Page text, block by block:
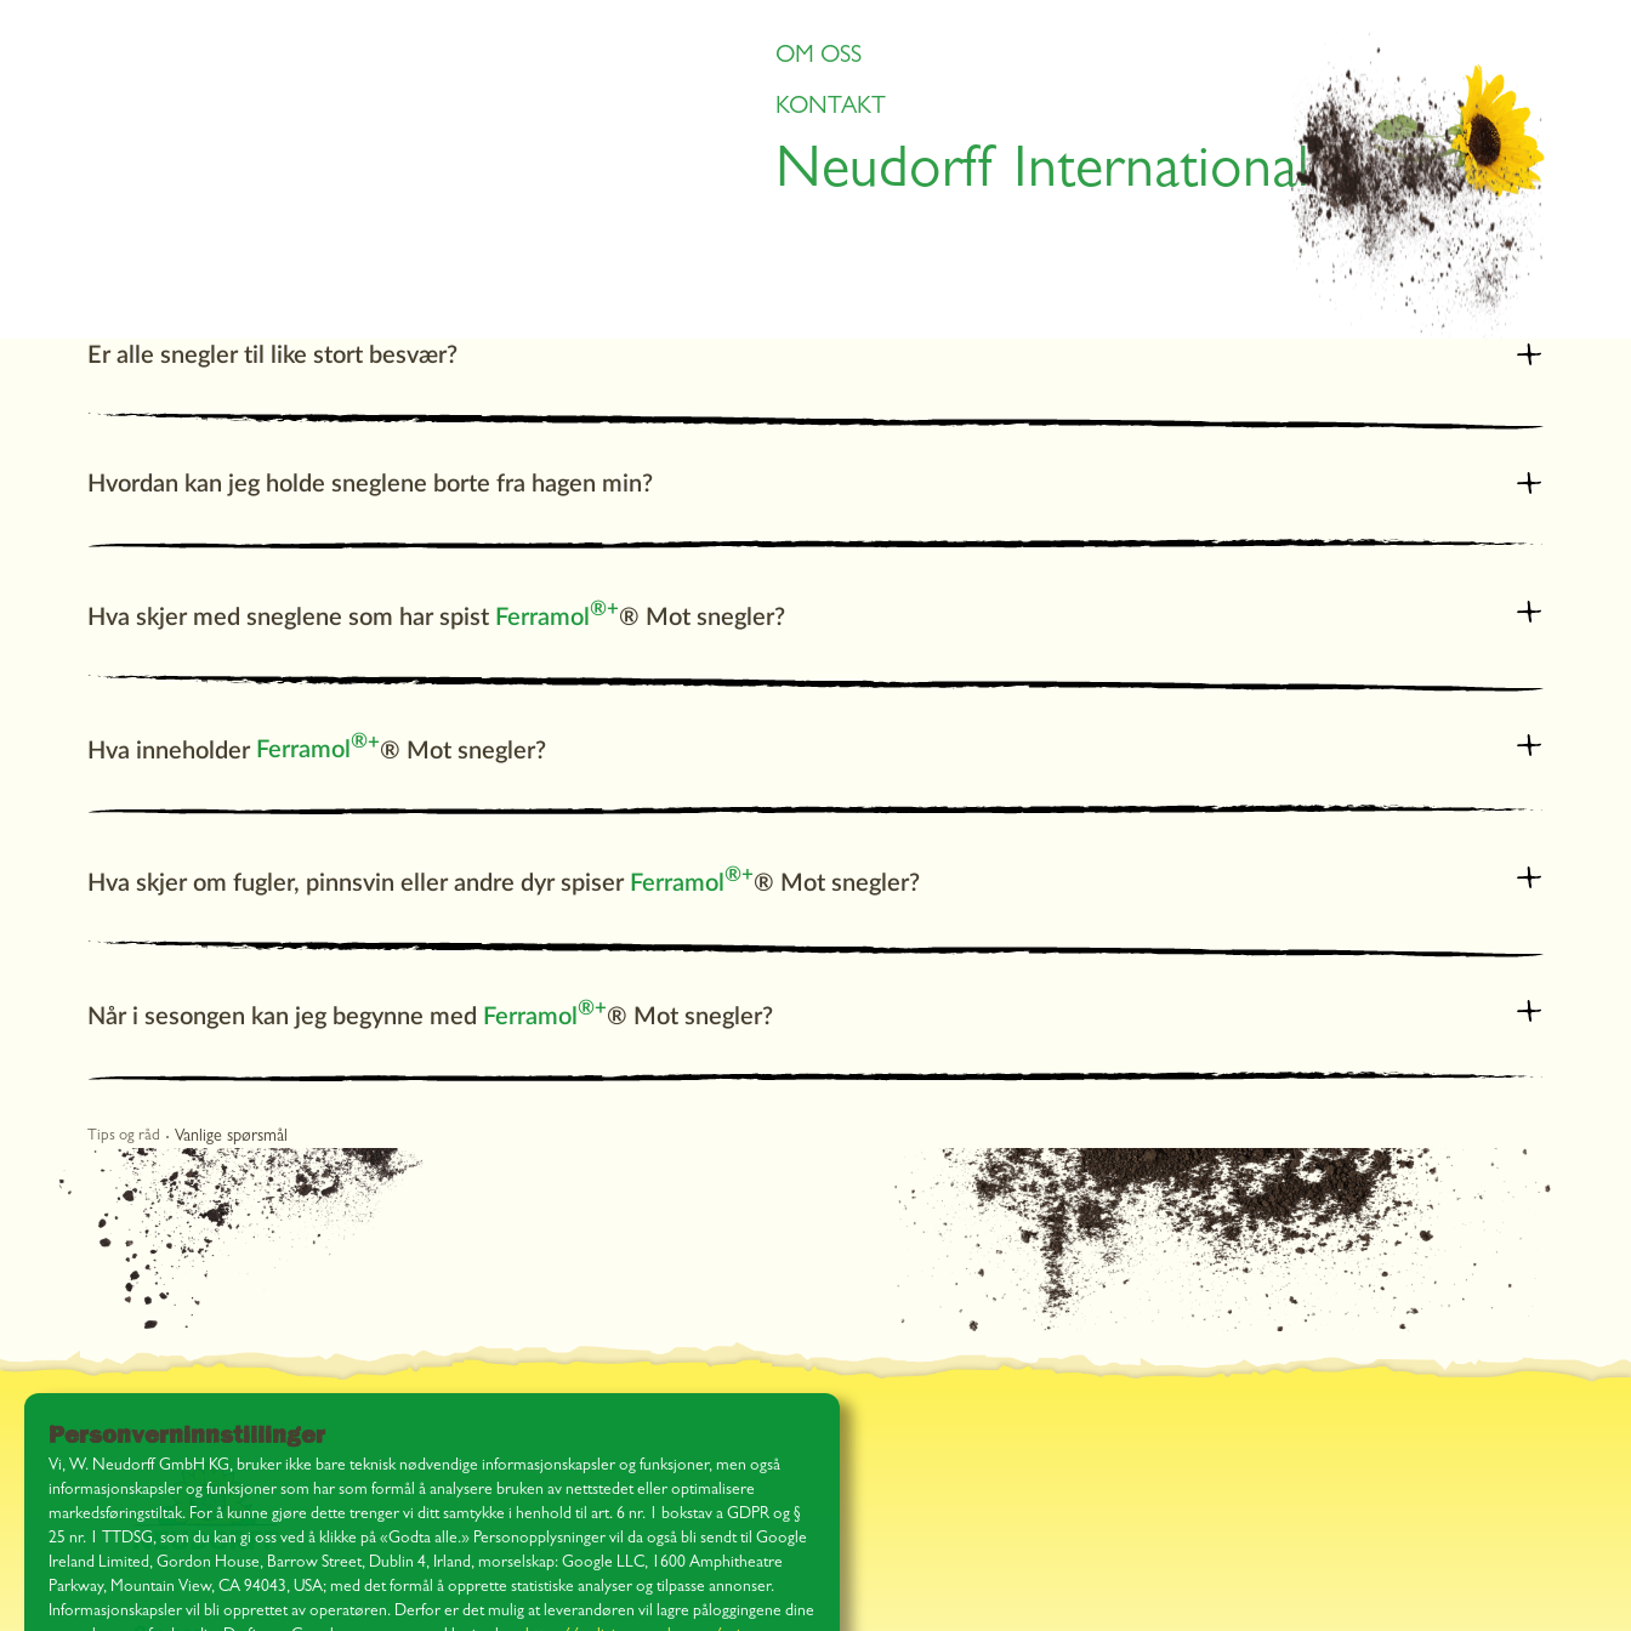
Personverninnstillinger
Vi, W. Neudorff GmbH KG, bruker ikke bare teknisk nødvendige informasjonskapsler og funksjoner, men også
informasjonskapsler og funksjoner som har som formål å analysere bruken av nettstedet eller optimalisere
markedsføringstiltak. For å kunne gjøre dette trenger vi ditt samtykke i henhold til art. 6 nr. 1 bokstav a GDPR og §
25 nr. 1 TTDSG, som du kan gi oss ved å klikke på «Godta alle.» Personopplysninger vil da også bli sendt til Google
Ireland Limited, Gordon House, Barrow Street, Dublin 4, Irland, morselskap: Google LLC, 1600 Amphitheatre
Parkway, Mountain View, CA 94043, USA; med det formål å opprette statistiske analyser og tilpasse annonser.
Informasjonskapsler vil bli opprettet av operatøren. Derfor er det mulig at leverandøren vil lagre påloggingene dine
OM OSS
KONTAKT
Neudorff International
Er alle snegler til like stort besvær?
Hvordan kan jeg holde sneglene borte fra hagen min?
Hva skjer med sneglene som har spist Ferramol ®+® Mot snegler?
Hva inneholder Ferramol ®+® Mot snegler?
Hva skjer om fugler, pinnsvin eller andre dyr spiser Ferramol ®+® Mot snegler?
Når i sesongen kan jeg begynne med Ferramol ®+® Mot snegler?
Tips og råd Vanlige spørsmål